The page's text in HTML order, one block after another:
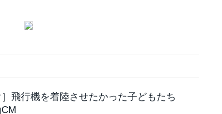
飛行機を着陸させたかった子どもたち